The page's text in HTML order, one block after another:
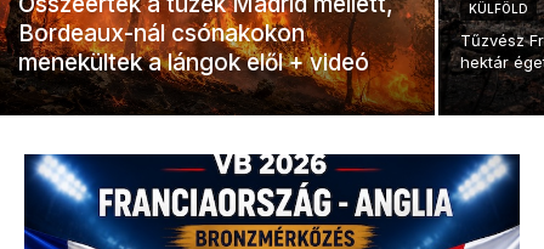
Bordeaux-nál csónakokon
menekültek a lángok elől + videó
KÜLFÖLD
Tűzvész
hektár